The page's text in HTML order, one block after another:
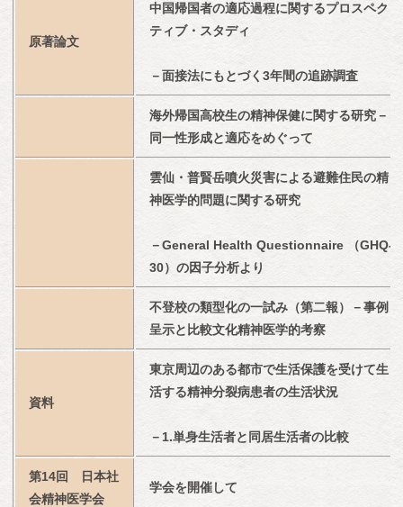
原著論文
中国帰国者の適応過程に関するプロスペク
ティブ・スタディ
－面接法にもとづく3年間の追跡調査
海外帰国高校生の精神保健に関する研究－
同一性形成と適応をめぐって
雲仙・普賢岳噴火災害による避難住民の精
神医学的問題に関する研究
－General Health Questionnaire （GHQ-
30）の因子分析より
不登校の類型化の一試み（第二報）－事例
呈示と比較文化精神医学的考察
資料
東京周辺のある都市で生活保護を受けて生
活する精神分裂病患者の生活状況
－1.単身生活者と同居生活者の比較
第14回　日本社
会精神医学会
学会を開催して